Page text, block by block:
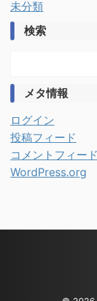
未分類
検索
メタ情報
ログイン
投稿フィード
コメントフィード
WordPress.org